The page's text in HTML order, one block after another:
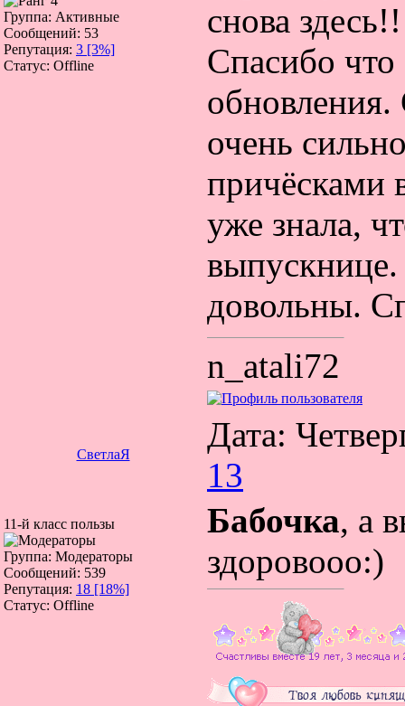
Группа: Активные
Сообщений: 53
Репутация: 3 [3%]
Статус: Offline
снова
Спасибо
очень
причёсками
уже знала,
довольны.
n_atali72
СветлаЯ
Дата:
13
11-й класс пользы
Группа: Модераторы
Сообщений: 539
Репутация: 18 [18%]
Статус: Offline
Бабочка, а
здоровооо:)